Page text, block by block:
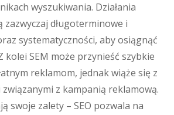
wyszukiwania. Działania
zazwyczaj długoterminowe i
systematyczności, aby osiągnąć
kolei SEM może przynieść szybkie
reklamom, jednak wiąże się z
związanymi z kampanią reklamową.
swoje zalety – SEO pozwala na